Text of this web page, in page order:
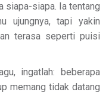
siapa-siapa. Ia tentang
ujungnya, tapi yakin
terasa seperti puisi
ingatlah: beberapa
memang tidak datang